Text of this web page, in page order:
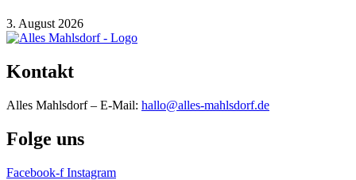
3. August 2026
Kontakt
Alles Mahlsdorf – E-Mail: hallo@alles-mahlsdorf.de
Folge uns
Facebook-f Instagram